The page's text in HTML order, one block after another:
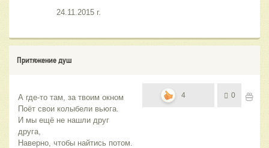
                24.11.2015 г.
Притяжение душ
А где-то там, за твоим окном
Поёт свои колыбели вьюга.
И мы ещё не нашли друг
друга,
Наверно, чтобы найтись потом.
4 0